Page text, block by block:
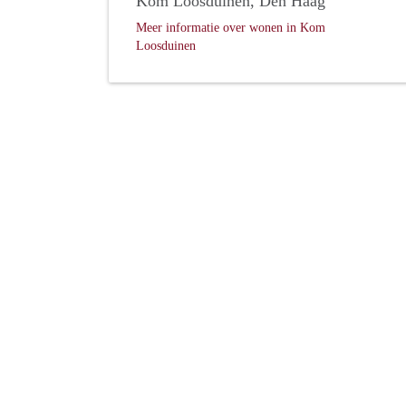
Meer informatie over wonen in Kom
Loosduinen